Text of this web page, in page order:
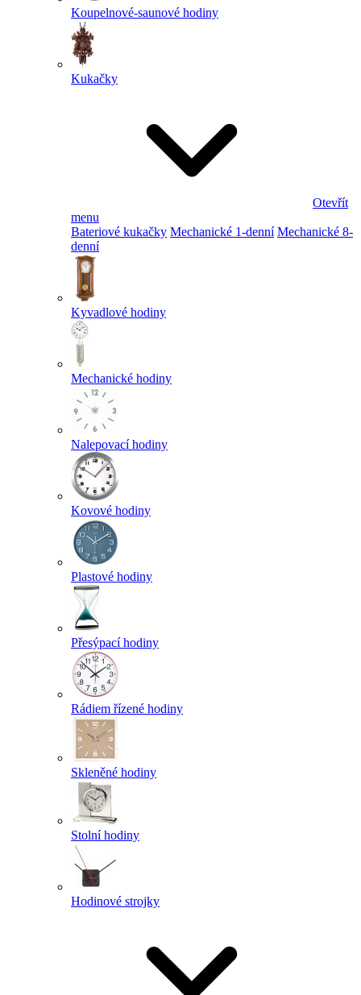
Koupelnové-saunové hodiny
Kukačky
Otevřít
menu
Bateriové kukačky Mechanické 1-denní Mechanické 8-
denní
Kyvadlové hodiny
Mechanické hodiny
Nalepovací hodiny
Kovové hodiny
Plastové hodiny
Přesýpací hodiny
Rádiem řízené hodiny
Skleněné hodiny
Stolní hodiny
Hodinové strojky